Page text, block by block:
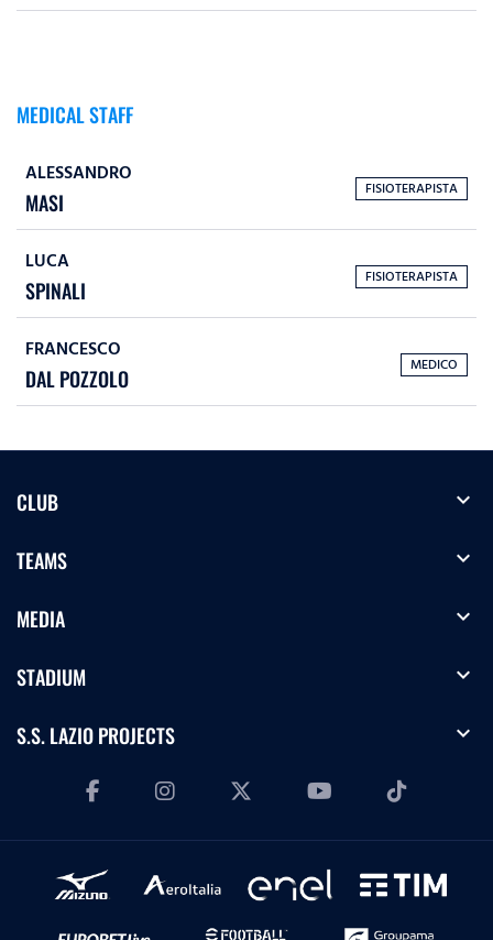
MEDICAL STAFF
ALESSANDRO
MASI
FISIOTERAPISTA
LUCA
SPINALI
FISIOTERAPISTA
FRANCESCO
DAL POZZOLO
MEDICO
CLUB expand_more
TEAMS expand_more
MEDIA expand_more
STADIUM expand_more
S.S. LAZIO PROJECTS expand_more